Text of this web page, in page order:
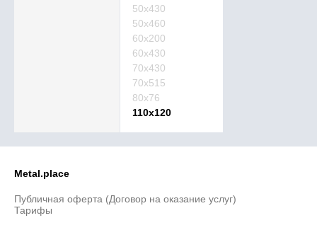
50х430
50х460
60х200
60х430
70х430
70х515
80х76
110х120
Metal.place
Публичная оферта (Договор на оказание услуг)
Тарифы